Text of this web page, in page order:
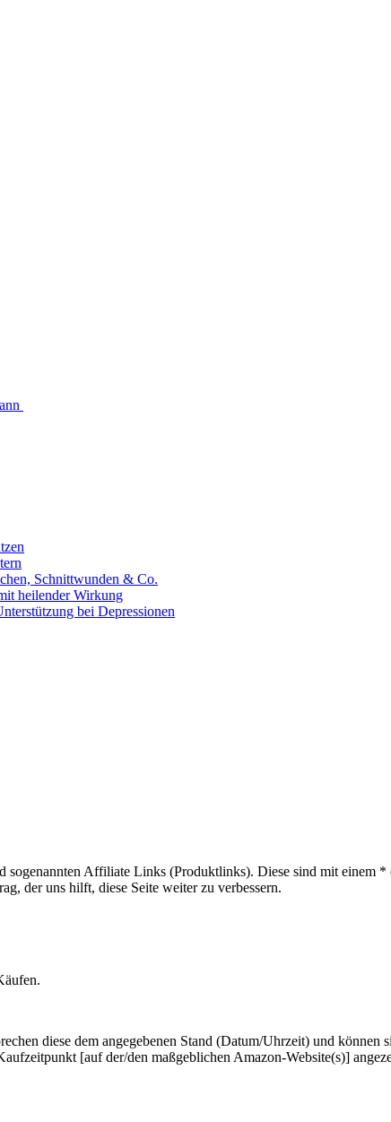
Schnittwunden & Co.
heilender Wirkung
bei Depressionen
sogenannten Affiliate Links (Produktlinks). Diese sind mit
der uns hilft, diese Seite weiter zu verbessern.
diese dem angegebenen Stand (Datum/Uhrzeit) und
[auf der/den maßgeblichen Amazon-Website(s)]